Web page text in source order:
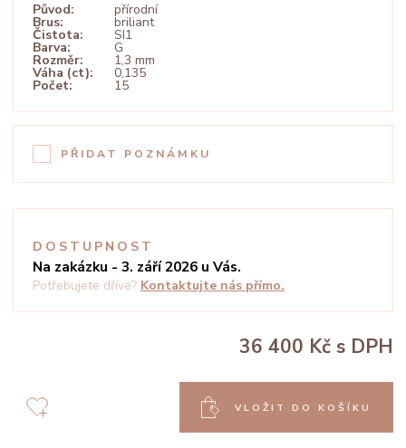
Původ:
přírodní
Brus: briliant
Čistota: SI1
Barva: G
Rozměr: 1,3 mm
Váha (ct): 0,135
Počet: 15
PŘIDAT POZNÁMKU
DOSTUPNOST
Na zakázku - 3. září 2026 u Vás.
Potřebujete dříve? Kontaktujte nás přímo.
36 400 Kč s DPH
VLOŽIT DO KOŠÍKU